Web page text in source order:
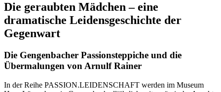
Die geraubten Mädchen – eine
dramatische Leidensgeschichte der
Gegenwart
Die Gengenbacher Passionsteppiche und die
Übermalungen von Arnulf Rainer
In der Reihe PASSION.LEIDENSCHAFT werden im Museum